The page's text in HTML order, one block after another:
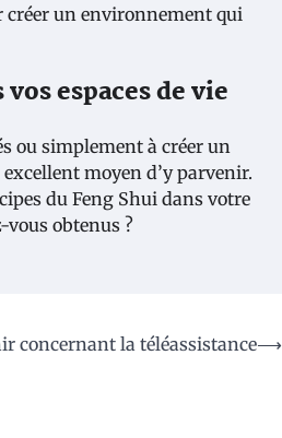
créer un environnement qui
espaces de vie
ou simplement à créer un
moyen d’y parvenir.
du Feng Shui dans votre
vous obtenus ?
concernant la téléassistance⟶